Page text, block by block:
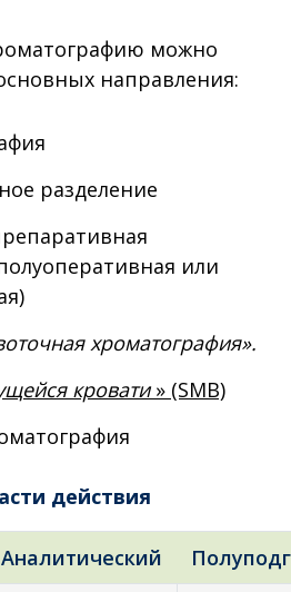
можно
направления:
разделение
или
хроматография».
кровати» (SMB)
действия
Аналитический